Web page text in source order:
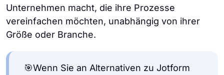
Unternehmen macht, die ihre Prozesse
vereinfachen möchten, unabhängig von ihrer
Größe oder Branche.
🎯Wenn Sie an Alternativen zu Jotform